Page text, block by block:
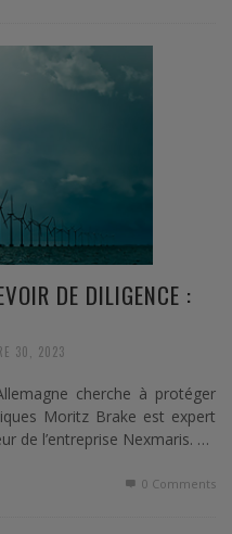
DE DILIGENCE :
30, 2023
cherche à protéger
Moritz Brake est expert
de l’entreprise Nexmaris. …
0 Comments